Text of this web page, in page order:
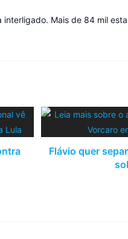
Mais de 84 mil
Flávio quer